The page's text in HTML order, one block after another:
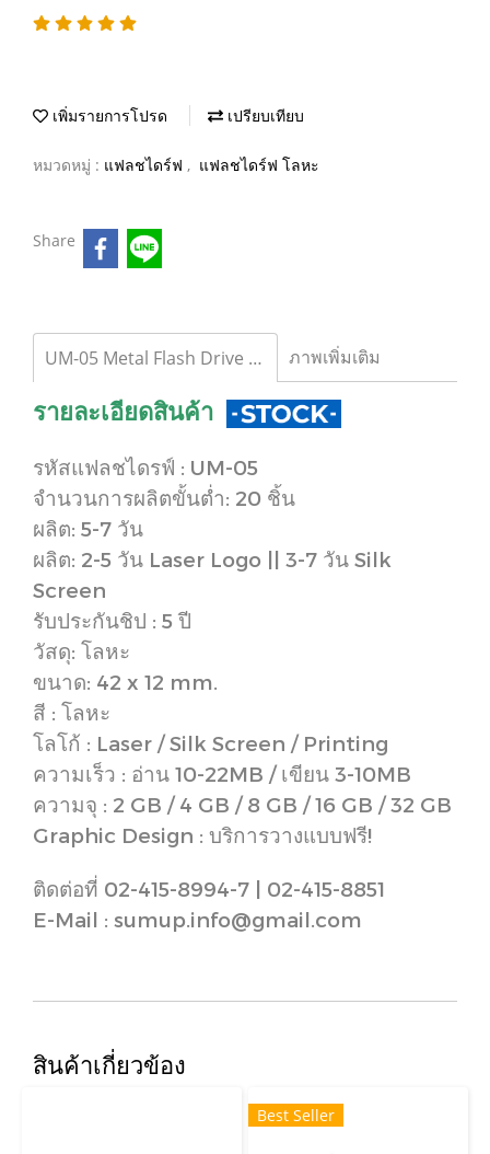
เพิ่มรายการโปรด เปรียบเทียบ
หมวดหมู่ : แฟลชไดร์ฟ , แฟลชไดร์ฟ โลหะ
Share
UM-05 Metal Flash Drive แฟลชไดร์ฟโลหะ ภาพเพิ่มเติม
รายละเอียดสินค้า
รหัสแฟลชไดรฟ์ : UM-05
จำนวนการผลิตขั้นต่ำ: 20 ชิ้น
ผลิต: 5-7 วัน
ผลิต: 2-5 วัน Laser Logo || 3-7 วัน Silk
Screen
รับประกันชิป : 5 ปี
วัสดุ: โลหะ
ขนาด: 42 x 12 mm.
สี : โลหะ
โลโก้ : Laser / Silk Screen / Printing
ความเร็ว : อ่าน 10-22MB / เขียน 3-10MB
ความจุ : 2 GB / 4 GB / 8 GB / 16 GB / 32 GB
Graphic Design : บริการวางแบบฟรี!
ติดต่อที่ 02-415-8994-7 | 02-415-8851
E-Mail : sumup.info@gmail.com
สินค้าเกี่ยวข้อง
Best Seller